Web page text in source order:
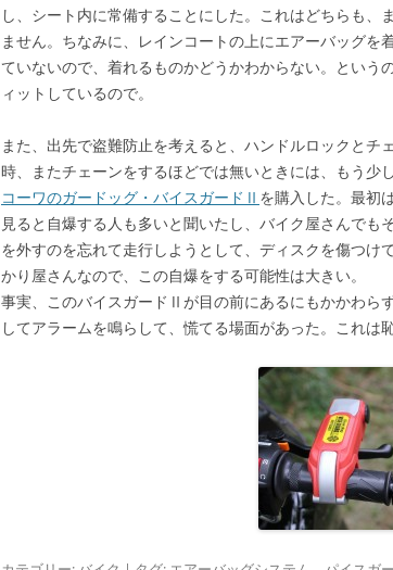
し、シート内に常備することにした。これはどちらも、
ません。ちなみに、レインコートの上にエアーバッグを
ていないので、着れるものかどうかわからない。という
ィットしているので。
また、出先で盗難防止を考えると、ハンドルロックとチ
時、またチェーンをするほどでは無いときには、もう少
コーワのガードッグ・バイスガードⅡ を購入した。最初
見ると自爆する人も多いと聞いたし、バイク屋さんでも
を外すのを忘れて走行しようとして、ディスクを傷つけ
かり屋さんなので、この自爆をする可能性は大きい。
事実、このバイスガードⅡが目の前にあるにもかかわら
してアラームを鳴らして、慌てる場面があった。これは